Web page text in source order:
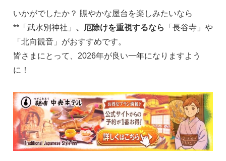
いかがでしたか？ 賑やかな屋台を楽しみたいなら
**「武水別神社」 、厄除けを重視するなら
「長谷寺」や
「北向観音」がおすすめです。
皆さまにとって、2026年が良い一年になりますよう
に！